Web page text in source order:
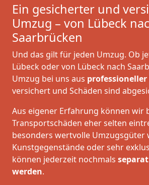
Ein gesicherter und
Umzug – von Lübeck
Saarbrücken
Und das gilt für jeden Umzug. Ob
Lübeck oder von Lübeck nach
Umzug bei uns aus professioneller
versichert und Schäden sind
Aus eigener Erfahrung können wir
Transportschäden eher selten
besonders wertvolle Umzugsgüter
Kunstgegenstände oder sehr
können jederzeit nochmals
werden.